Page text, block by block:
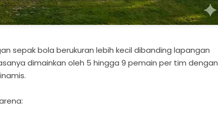
sepak bola berukuran lebih kecil dibanding lapangan
dimainkan oleh 5 hingga 9 pemain per tim dengan